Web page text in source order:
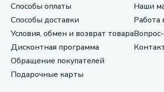
Способы оплаты
Способы доставки
Условия, обмен и возврат товара
Дисконтная программа
Обращение покупателей
Подарочные карты
Наши